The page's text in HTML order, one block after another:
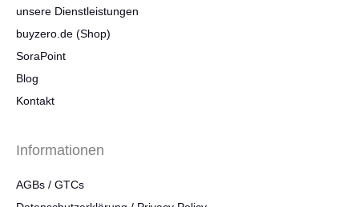
unsere Dienstleistungen
buyzero.de (Shop)
SoraPoint
Blog
Kontakt
Informationen
AGBs / GTCs